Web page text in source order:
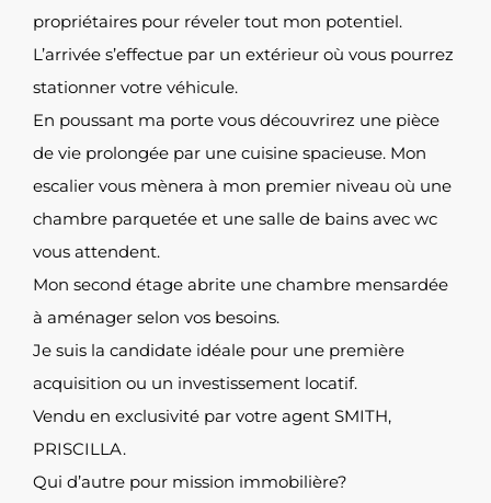
propriétaires pour réveler tout mon potentiel.
L’arrivée s’effectue par un extérieur où vous pourrez
stationner votre véhicule.
En poussant ma porte vous découvrirez une pièce
de vie prolongée par une cuisine spacieuse. Mon
escalier vous mènera à mon premier niveau où une
chambre parquetée et une salle de bains avec wc
vous attendent.
Mon second étage abrite une chambre mensardée
à aménager selon vos besoins.
Je suis la candidate idéale pour une première
acquisition ou un investissement locatif.
Vendu en exclusivité par votre agent SMITH,
PRISCILLA.
Qui d’autre pour mission immobilière?